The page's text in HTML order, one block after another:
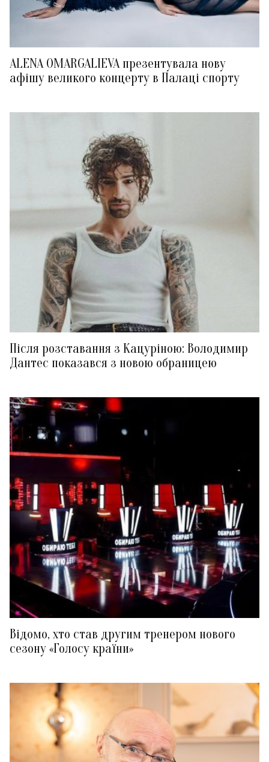
ALENA OMARGALIEVA презентувала нову
афішу великого концерту в Палаці спорту
Після розставання з Кацуріною: Володимир
Дантес показався з новою обраницею
Відомо, хто став другим тренером нового
сезону «Голосу країни»